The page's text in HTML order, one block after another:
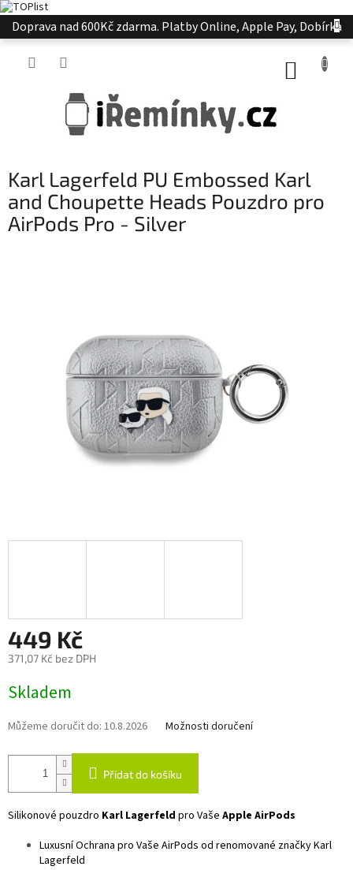
Přejít
na
Doprava nad 600Kč zdarma. Platby Online, Apple Pay, Dobírka
Karl Lagerfeld PU Embossed Karl
and Choupette Heads Pouzdro pro
AirPods Pro - Silver
449 Kč
371,07 Kč bez DPH
cena:
Skladem
Můžeme doručit do: 10.8.2026 Možnosti doručení
Přidat do košíku
Silikonové pouzdro Karl Lagerfeld pro Vaše Apple AirPods
Luxusní Ochrana pro Vaše AirPods od renomované značky Karl
Lagerfeld